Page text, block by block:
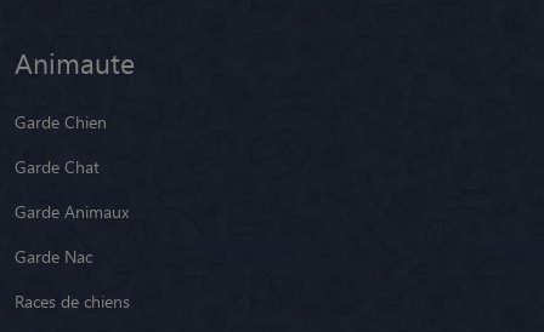
Animaute
Garde Chien
Garde Chat
Garde Animaux
Garde Nac
Races de chiens